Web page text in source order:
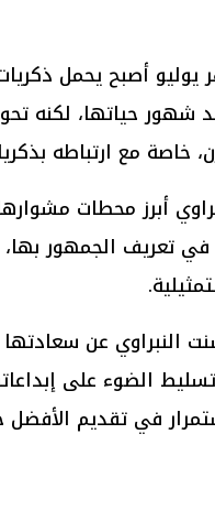
أصبح يحمل
حياتها، لكنه
خاصة مع ارتباطه
أبرز محطات
تعريف الجمهور
النبراوي عن
الضوء على
في تقديم الأفضل